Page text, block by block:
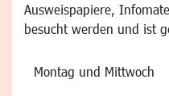
Ausweispapiere,
besucht werden und ist
Montag und Mittwoch